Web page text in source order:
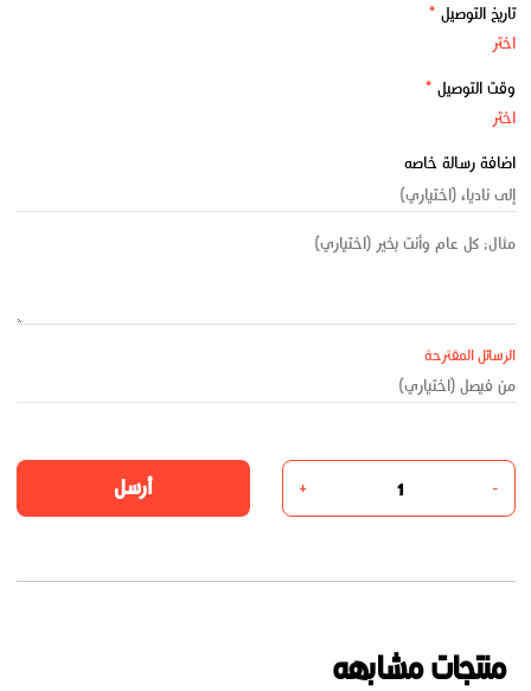
تاريخ التوصيل *
وقت التوصيل *
اضافة رسالة خاصه
الرسائل المقترحة
-
+ أرسل
منتجات مشابهه